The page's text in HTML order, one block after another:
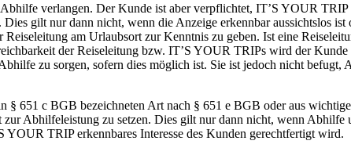
verlangen. Der Kunde ist aber verpflichtet, IT’S YOUR
gilt nur dann nicht, wenn die Anzeige erkennbar aussichtslos ist
am Urlaubsort zur Kenntnis zu geben. Ist eine
der Reiseleitung bzw. IT’S YOUR TRIPs wird der Kunde
zu sorgen, sofern dies möglich ist. Sie ist jedoch nicht befugt,
§ 651 c BGB bezeichneten Art nach § 651 e BGB oder aus
Abhilfeleistung zu setzen. Dies gilt nur dann nicht, wenn
YOUR TRIP erkennbares Interesse des Kunden gerechtfertigt wird.